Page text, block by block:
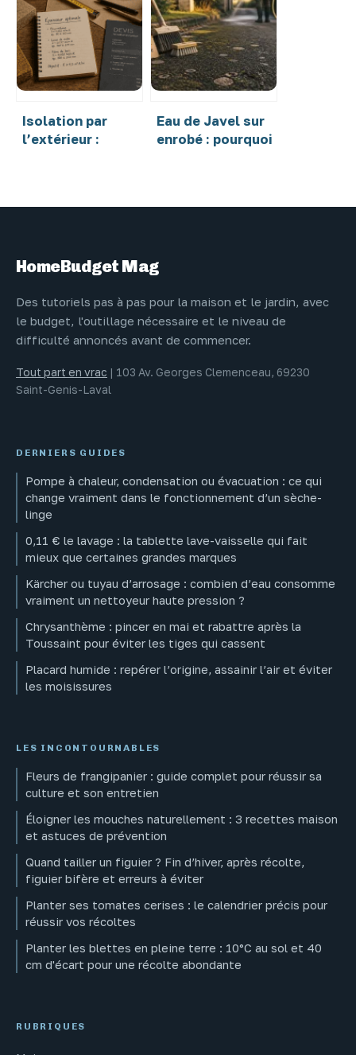
et lesquelles
épargner pour
éviter les
brûlures ?
matériau choisir
pour optimiser
performance et
espace ?
Isolation par
l’extérieur :
Eau de Javel sur
enrobé : pourquoi
HomeBudget Mag
Des tutoriels pas à pas pour la maison et le jardin, avec
le budget, l'outillage nécessaire et le niveau de
difficulté annoncés avant de commencer.
Tout part en vrac | 103 Av. Georges Clemenceau, 69230
Saint-Genis-Laval
DERNIERS GUIDES
Pompe à chaleur, condensation ou évacuation : ce qui
change vraiment dans le fonctionnement d’un sèche-
linge
0,11 € le lavage : la tablette lave-vaisselle qui fait
mieux que certaines grandes marques
Kärcher ou tuyau d’arrosage : combien d’eau consomme
vraiment un nettoyeur haute pression ?
Chrysanthème : pincer en mai et rabattre après la
Toussaint pour éviter les tiges qui cassent
Placard humide : repérer l’origine, assainir l’air et éviter
les moisissures
LES INCONTOURNABLES
Fleurs de frangipanier : guide complet pour réussir sa
culture et son entretien
Éloigner les mouches naturellement : 3 recettes maison
et astuces de prévention
Quand tailler un figuier ? Fin d’hiver, après récolte,
figuier bifère et erreurs à éviter
Planter ses tomates cerises : le calendrier précis pour
réussir vos récoltes
Planter les blettes en pleine terre : 10°C au sol et 40
cm d'écart pour une récolte abondante
RUBRIQUES